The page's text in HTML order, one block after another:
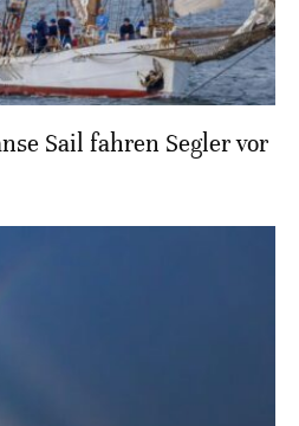
Sail fahren Segler vor